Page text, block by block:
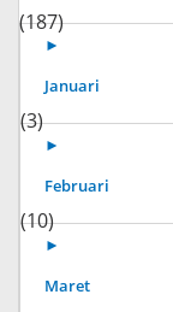
(187)
►
Januari
(3)
►
Februari
(10)
►
Maret